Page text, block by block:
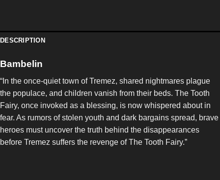
DESCRIPTION
Bambelin
“In the once-quiet town of Tremez, shared nightmares plague
the populace, and children vanish from their beds. The Tooth
Fairy, once invoked as a blessing, is now whispered about in
fear. As rumors of stolen youth and dark bargains spread, brave
heroes must uncover the truth behind the disappearances
before Tremez suffers the revenge of The Tooth Fairy.”